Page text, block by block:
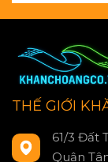
THẾ GIỚI
61/3 Đất
Quận